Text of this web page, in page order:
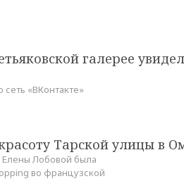
галерее
«ВКонтакте»
Тарской улицы в
Лобовой была
во французской